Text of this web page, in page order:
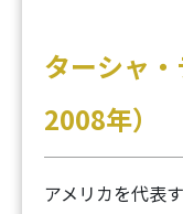
ターシャ
2008年）
アメリカを代表